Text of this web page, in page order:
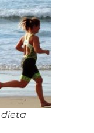
dieta